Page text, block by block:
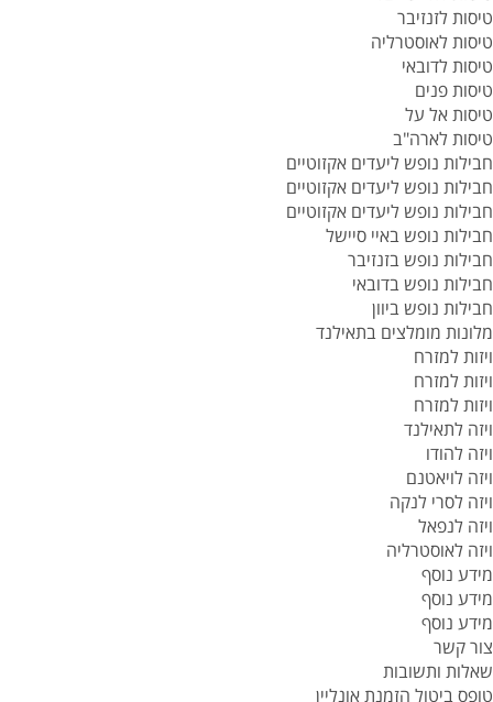
טיסות לזנזיבר
טיסות לאוסטרליה
טיסות לדובאי
טיסות פנים
טיסות אל על
טיסות לארה"ב
חבילות נופש ליעדים אקזוטיים
חבילות נופש ליעדים אקזוטיים
חבילות נופש ליעדים אקזוטיים
חבילות נופש באיי סיישל
חבילות נופש בזנזיבר
חבילות נופש בדובאי
חבילות נופש ביוון
מלונות מומלצים בתאילנד
ויזות למזרח
ויזות למזרח
ויזות למזרח
ויזה לתאילנד
ויזה להודו
ויזה לויאטנם
ויזה לסרי לנקה
ויזה לנפאל
ויזה לאוסטרליה
מידע נוסף
מידע נוסף
מידע נוסף
צור קשר
שאלות ותשובות
טופס ביטול הזמנת אונליין